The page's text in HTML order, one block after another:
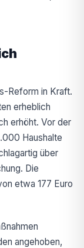
Reform in Kraft.
erheblich
erhöht. Vor der
Haushalte
über
Die
etwa 177 Euro
angehoben,